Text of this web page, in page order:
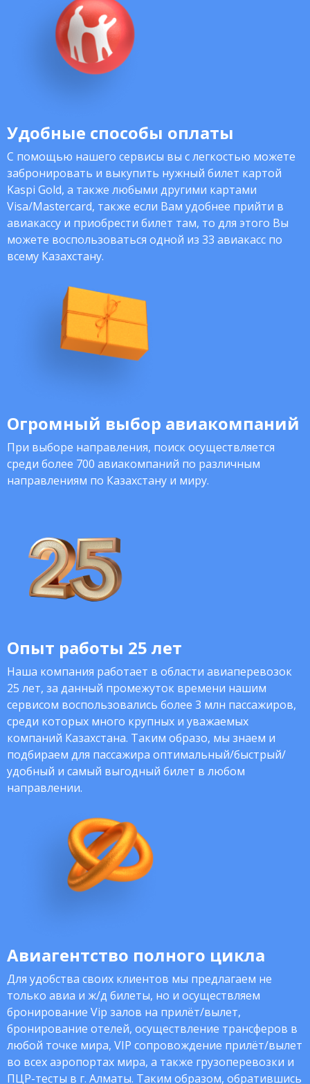
Удобные способы оплаты
С помощью нашего сервисы вы с легкостью можете
забронировать и выкупить нужный билет картой
Kaspi Gold, а также любыми другими картами
Visa/Mastercard, также если Вам удобнее прийти в
авиакассу и приобрести билет там, то для этого Вы
можете воспользоваться одной из 33 авиакасс по
всему Казахстану.
Огромный выбор авиакомпаний
При выборе направления, поиск осуществляется
среди более 700 авиакомпаний по различным
направлениям по Казахстану и миру.
Опыт работы 25 лет
Наша компания работает в области авиаперевозок
25 лет, за данный промежуток времени нашим
сервисом воспользовались более 3 млн пассажиров,
среди которых много крупных и уважаемых
компаний Казахстана. Таким образо, мы знаем и
подбираем для пассажира оптимальный/быстрый/
удобный и самый выгодный билет в любом
направлении.
Авиагентство полного цикла
Для удобства своих клиентов мы предлагаем не
только авиа и ж/д билеты, но и осуществляем
бронирование Vip залов на прилёт/вылет,
бронирование отелей, осуществление трансферов в
любой точке мира, VIP сопровождение прилёт/вылет
во всех аэропортах мира, а также грузоперевозки и
ПЦР-тесты в г. Алматы. Таким образом, обратившись